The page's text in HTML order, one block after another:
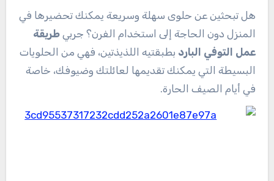
هل تبحثين عن حلوى سهلة وسريعة يمكنك تحضيرها في
المنزل دون الحاجة إلى استخدام الفرن؟ جربي طريقة
عمل التوفي البارد بطبقتيه اللذيذتين، فهي من الحلويات
البسيطة التي يمكنك تقديمها لعائلتك وضيوفك، خاصة
في أيام الصيف الحارة.